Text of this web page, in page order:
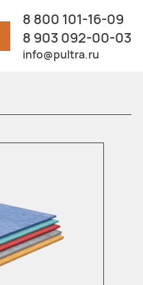
8 800 101-16-09
8 903 092-00-03
info@pultra.ru